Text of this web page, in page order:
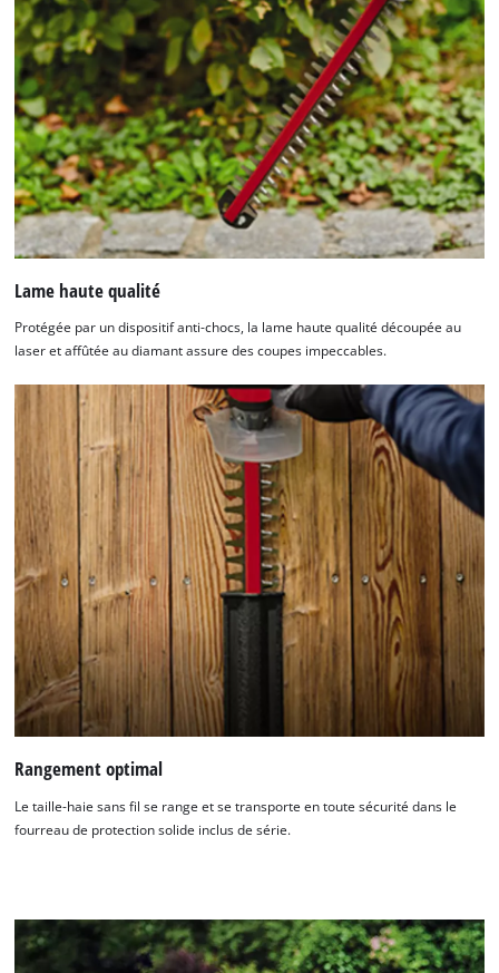
Lame haute qualité
Protégée par un dispositif anti-chocs, la lame haute qualité découpée au
laser et affûtée au diamant assure des coupes impeccables.
Rangement optimal
Le taille-haie sans fil se range et se transporte en toute sécurité dans le
fourreau de protection solide inclus de série.